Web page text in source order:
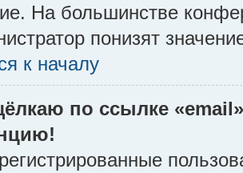
На большинстве
понизят
к началу
по ссылке